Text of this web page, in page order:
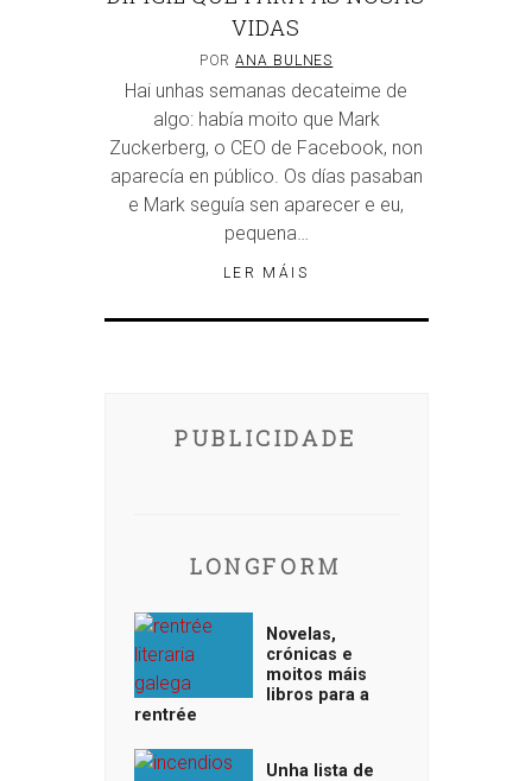
VIDAS
PORANA BULNES
Hai unhas semanas decateime de
algo: había moito que Mark
Zuckerberg, o CEO de Facebook, non
aparecía en público. Os días pasaban
e Mark seguía sen aparecer e eu,
pequena…
LER MÁIS
PUBLICIDADE
LONGFORM
Novelas,
crónicas e
moitos máis
libros para a
rentrée
Unha lista de